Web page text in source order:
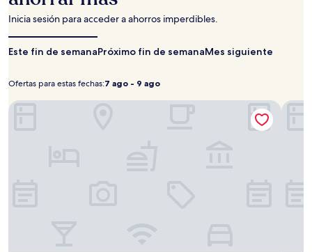
una
estancia
1
noche
2
adultos.
Los
Inicia sesión para acceder a ahorros imperdibles.
Este fin de semanaPróximo fin de semanaMes siguiente
Ofertas para estas fechas:
Ofertas
para
7 ago - 9 ago
7
ago
Mercure Président Biarritz Plage